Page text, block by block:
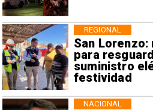
San
para
suministro
festividad
REGIONAL
NACIONAL